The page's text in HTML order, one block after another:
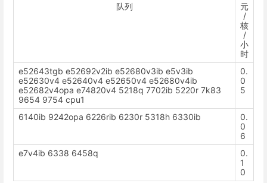
队列
元
/
核
/
小
时
e52643tgb e52692v2ib e52680v3ib e5v3ib
e52630v4 e52640v4 e52650v4 e52680v4ib
e52682v4opa e74820v4 5218q 7702ib 5220r 7k83
9654 9754 cpu1
0.
0
5
6140ib 9242opa 6226rib 6230r 5318h 6330ib
0.
0
6
e7v4ib 6338 6458q
0.
1
0